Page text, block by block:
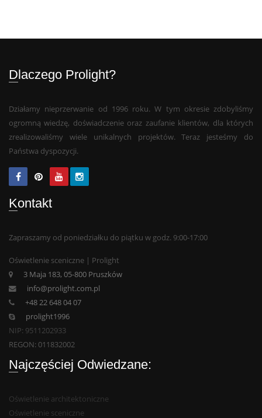
Dlaczego Prolight?
Działamy nieprzerwanie od 1996 roku. W tym okresie zdobyliśmy
ogromną wiedzę, doświadczenie oraz zaufanie klientów, dla których
zrealizowaliśmy wiele unikalnych projektów. Teraz jesteśmy do
Państwa dyspozycji.
Kontakt
Zapraszamy od poniedziałku do piątku w godz. 9:00-17:00
Oświetlenie sceniczne | Prolight
3 Maja 183, 05-800 Pruszków
info@prolight.com.pl
+48 22 648 04 07
prolight1996
NIP: 9511202933
REGON: 011832002
Najczęściej Odwiedzane:
Oświetlenie architektoniczne
Oświetlenie sceniczne